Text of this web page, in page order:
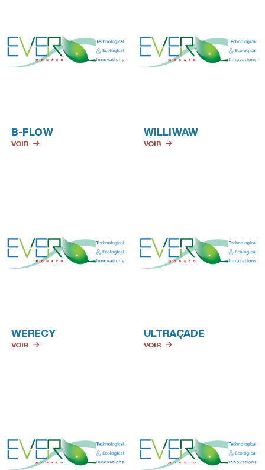
B-FLOW
VOIR
WILLIWAW
VOIR
WERECY
VOIR
ULTRAÇADE
VOIR